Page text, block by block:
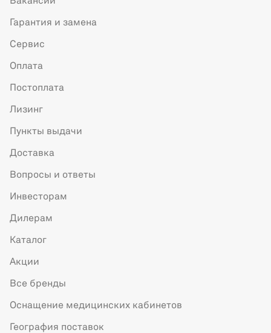
Гарантия и замена
Сервис
Оплата
Постоплата
Лизинг
Пункты выдачи
Доставка
Вопросы и ответы
Инвесторам
Дилерам
Каталог
Акции
Все бренды
Оснащение медицинских кабинетов
География поставок